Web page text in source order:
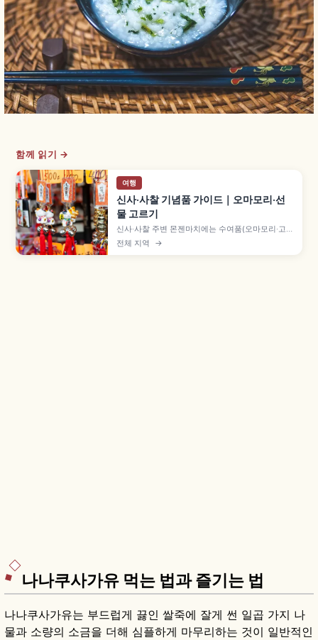
함께 읽기 →
여행
신사·사찰 기념품 가이드｜오마모리·선
물 고르기
신사·사찰 주변 몬젠마치에는 수여품(오마모리·고슈
인·오후다)과 일반 잡화·공예품이 함께 진열됩니다.
수여품은 구입이 아닌 하쓰호료로 500~1,000엔
전체 지역 →
나나쿠사가유 먹는 법과 즐기는 법
나나쿠사가유는 부드럽게 끓인 쌀죽에 잘게 썬 일곱 가지 나
물과 소량의 소금을 더해 심플하게 마무리하는 것이 일반적인